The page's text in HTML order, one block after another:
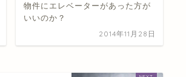
物件にエレベーターがあった方が
いいのか？
2014年11月28日